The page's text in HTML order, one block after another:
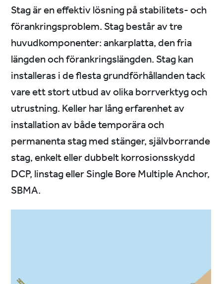
Stag är en effektiv lösning på stabilitets- och
förankringsproblem. Stag består av tre
huvudkomponenter: ankarplatta, den fria
längden och förankringslängden. Stag kan
installeras i de flesta grundförhållanden tack
vare ett stort utbud av olika borrverktyg och
utrustning. Keller har lång erfarenhet av
installation av både temporära och
permanenta stag med stänger, självborrande
stag, enkelt eller dubbelt korrosionsskydd
DCP, linstag eller Single Bore Multiple Anchor,
SBMA.